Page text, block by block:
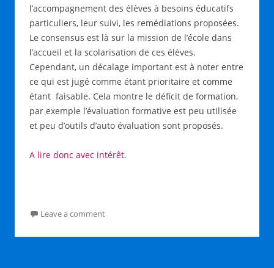
l’accompagnement des élèves à besoins éducatifs
particuliers, leur suivi, les remédiations proposées.
Le consensus est là sur la mission de l’école dans
l’accueil et la scolarisation de ces élèves.
Cependant, un décalage important est à noter entre
ce qui est jugé comme étant prioritaire et comme
étant faisable. Cela montre le déficit de formation,
par exemple l’évaluation formative est peu utilisée
et peu d’outils d’auto évaluation sont proposés.
A lire donc avec intérêt.
Leave a comment